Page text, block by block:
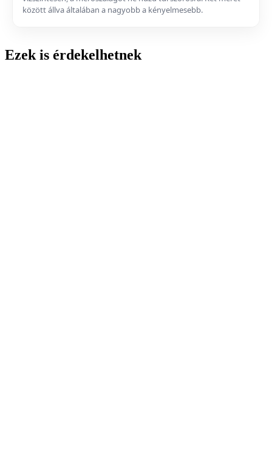
között állva általában a nagyobb a kényelmesebb.
Ezek is érdekelhetnek